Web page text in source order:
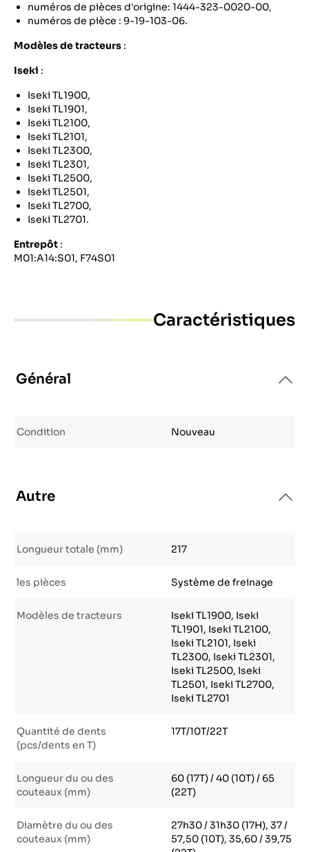
numéros de pièces d'origine: 1444-323-0020-00,
numéros de pièce : 9-19-103-06.
Modèles de tracteurs :
Iseki :
Iseki TL1900,
Iseki TL1901,
Iseki TL2100,
Iseki TL2101,
Iseki TL2300,
Iseki TL2301,
Iseki TL2500,
Iseki TL2501,
Iseki TL2700,
Iseki TL2701.
Entrepôt :
M01:A14:S01, F74S01
Caractéristiques
Général
Condition Nouveau
Autre
Longueur totale (mm) 217
les pièces Système de freinage
Modèles de tracteurs
Iseki TL1900, Iseki
TL1901, Iseki TL2100,
Iseki TL2101, Iseki
TL2300, Iseki TL2301,
Iseki TL2500, Iseki
TL2501, Iseki TL2700,
Iseki TL2701
Quantité de dents
(pcs/dents en T)
17T/10T/22T
Longueur du ou des
couteaux (mm)
60 (17T) / 40 (10T) / 65
(22T)
Diamètre du ou des
couteaux (mm)
27h30 / 31h30 (17H), 37 /
57,50 (10T), 35,60 / 39,75